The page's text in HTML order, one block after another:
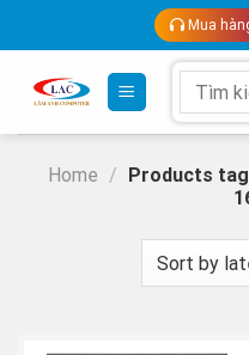
content
Mua
for:
Home / Products